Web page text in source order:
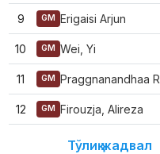
9 GM Erigaisi Arjun
10 GM Wei, Yi
11 GM Praggnanandhaa R
12 GM Firouzja, Alireza
Тўлиқ жадвал